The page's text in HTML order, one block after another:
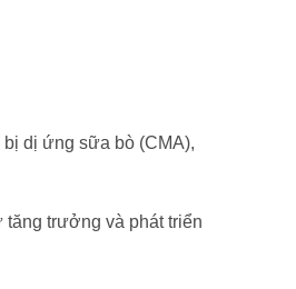
dị ứng sữa bò (CMA),
trưởng và phát triển